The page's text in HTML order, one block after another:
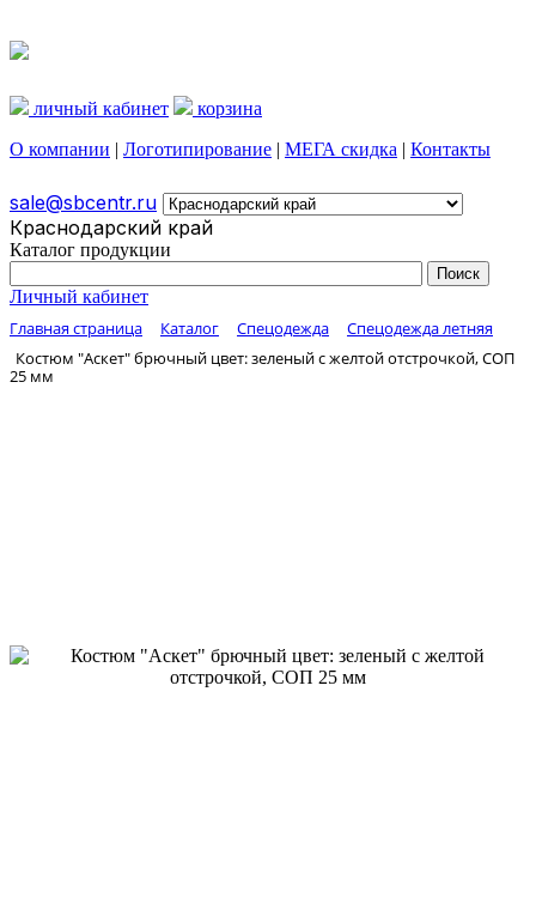
личный кабинет
корзина
О компании | Логотипирование | МЕГА скидка | Контакты
sale@sbcentr.ru
Краснодарский край
Каталог продукции
Личный кабинет
Главная страница Каталог Спецодежда
Спецодежда летняя
Костюм "Аскет" брючный цвет: зеленый с желтой отстрочкой, СОП
25 мм